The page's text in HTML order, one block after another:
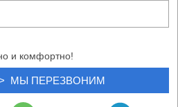
и комфортно!